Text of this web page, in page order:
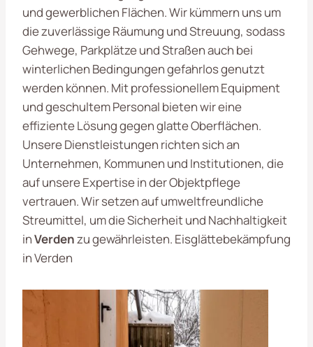
und gewerblichen Flächen. Wir kümmern uns um
die zuverlässige Räumung und Streuung, sodass
Gehwege, Parkplätze und Straßen auch bei
winterlichen Bedingungen gefahrlos genutzt
werden können. Mit professionellem Equipment
und geschultem Personal bieten wir eine
effiziente Lösung gegen glatte Oberflächen.
Unsere Dienstleistungen richten sich an
Unternehmen, Kommunen und Institutionen, die
auf unsere Expertise in der Objektpflege
vertrauen. Wir setzen auf umweltfreundliche
Streumittel, um die Sicherheit und Nachhaltigkeit
inVerdenzu gewährleisten. Eisglättebekämpfung
in Verden